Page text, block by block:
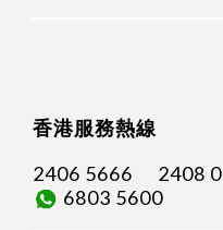
香港服務熱線
2406 5666
2408
6803 5600